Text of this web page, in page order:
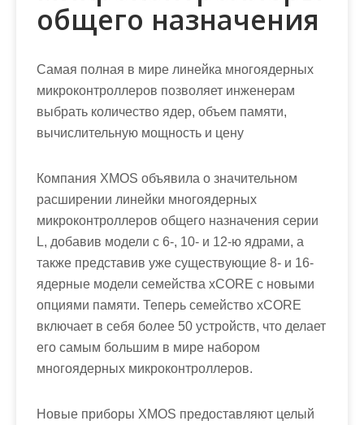
общего назначения
Самая полная в мире линейка многоядерных
микроконтроллеров позволяет инженерам
выбрать количество ядер, объем памяти,
вычислительную мощность и цену
Компания XMOS объявила о значительном
расширении линейки многоядерных
микроконтроллеров общего назначения серии
L, добавив модели с 6-, 10- и 12-ю ядрами, а
также представив уже существующие 8- и 16-
ядерные модели семейства xCORE с новыми
опциями памяти. Теперь семейство xCORE
включает в себя более 50 устройств, что делает
его самым большим в мире набором
многоядерных микроконтроллеров.
Новые приборы XMOS предоставляют целый